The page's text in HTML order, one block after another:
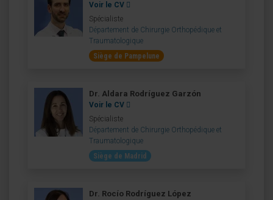
Voir le CV
Spécialiste
Département de Chirurgie Orthopédique et
Traumatologique
Siège de Pampelune
Dr. Aldara Rodríguez Garzón
Voir le CV
Spécialiste
Département de Chirurgie Orthopédique et
Traumatologique
Siège de Madrid
Dr. Rocío Rodríguez López